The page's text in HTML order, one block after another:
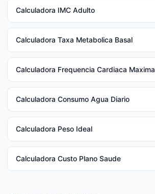
Calculadora IMC Adulto
Calculadora Taxa Metabolica Basal
Calculadora Frequencia Cardiaca Maxima
Calculadora Consumo Agua Diario
Calculadora Peso Ideal
Calculadora Custo Plano Saude